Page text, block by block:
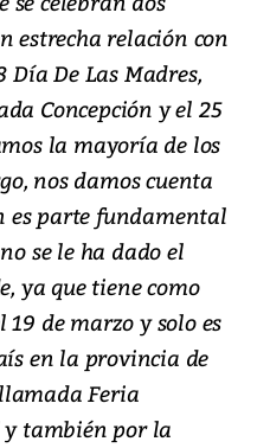
estrecha relación con
De Las Madres,
Concepción y el 25
la mayoría de los
nos damos cuenta
es parte fundamental
se le ha dado el
ya que tiene como
de marzo y solo es
en la provincia de
Feria
también por la